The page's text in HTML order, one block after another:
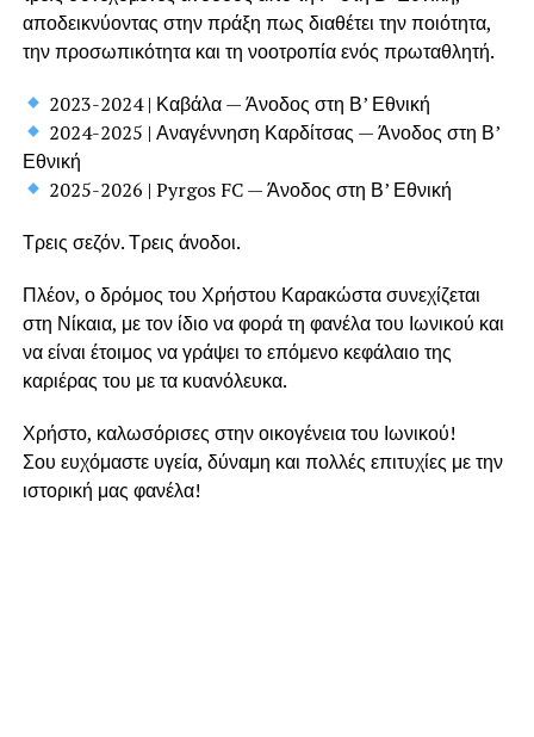
αποδεικνύοντας στην πράξη πως διαθέτει την ποιότητα,
την προσωπικότητα και τη νοοτροπία ενός πρωταθλητή.
2023-2024 | Καβάλα — Άνοδος στη Β’ Εθνική
2024-2025 | Αναγέννηση Καρδίτσας — Άνοδος στη Β’
Εθνική
2025-2026 | Pyrgos FC — Άνοδος στη Β’ Εθνική
Τρεις σεζόν. Τρεις άνοδοι.
Πλέον, ο δρόμος του Χρήστου Καρακώστα συνεχίζεται
στη Νίκαια, με τον ίδιο να φορά τη φανέλα του Ιωνικού και
να είναι έτοιμος να γράψει το επόμενο κεφάλαιο της
καριέρας του με τα κυανόλευκα.
Χρήστο, καλωσόρισες στην οικογένεια του Ιωνικού!
Σου ευχόμαστε υγεία, δύναμη και πολλές επιτυχίες με την
ιστορική μας φανέλα!